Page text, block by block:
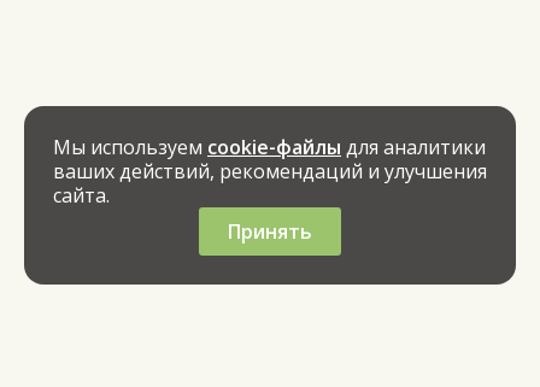
Мы используем cookie-файлы для аналитики
ваших действий, рекомендаций и улучшения
сайта.
Принять